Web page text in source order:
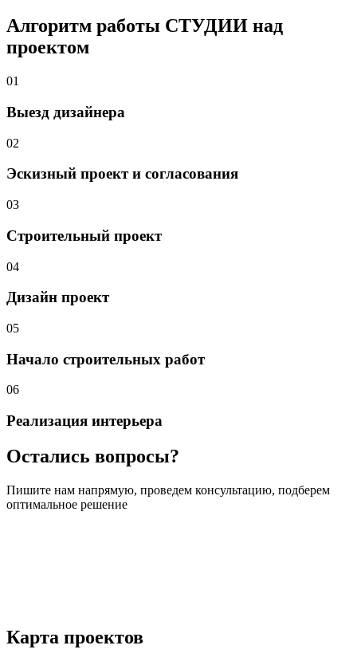
Алгоритм работы СТУДИИ над
проектом
01
Выезд дизайнера
02
Эскизный проект и согласования
03
Строительный проект
04
Дизайн проект
05
Начало строительных работ
06
Реализация интерьера
Остались вопросы?
Пишите нам напрямую, проведем консультацию, подберем
оптимальное решение
Карта проектов